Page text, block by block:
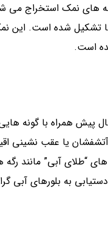
های نمک استخراج می
تشکیل شده است.
است.
پیش همراه با گونه
آتشفشان یا عقب نشینی
“طلای آبی” مانند
به بلورهای آبی